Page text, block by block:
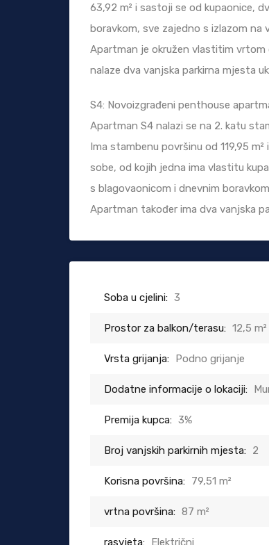
63,92 m² i sastoji se od kupaonice,
boravkom, sve zajedno s izlazom na
Apartman je okružen vlastitim vrtom
nalaze dva vanjska parkirna mjesta
S4: Novoizgrađeni penthouse
Apartman S4 nalazi se na 2. katu
Ima stambenu površinu od 119,95
sobe, od kojih jedna ima vlastitu
s blagovaonicom i dnevnim
Apartman također ima dva vanjska
Soba u cjelini: 3
Prostor za balkon/terasu: 12,5 m²
Vrsta grijanja: Podno grijanje
Dodatne informacije o lokaciji:
Premija kupca: 3%
Broj vanjskih parkirnih mjesta: 2
Korisna površina: 79,51 m²
vrtna površina: 87 m²
rasvjeta: Električni